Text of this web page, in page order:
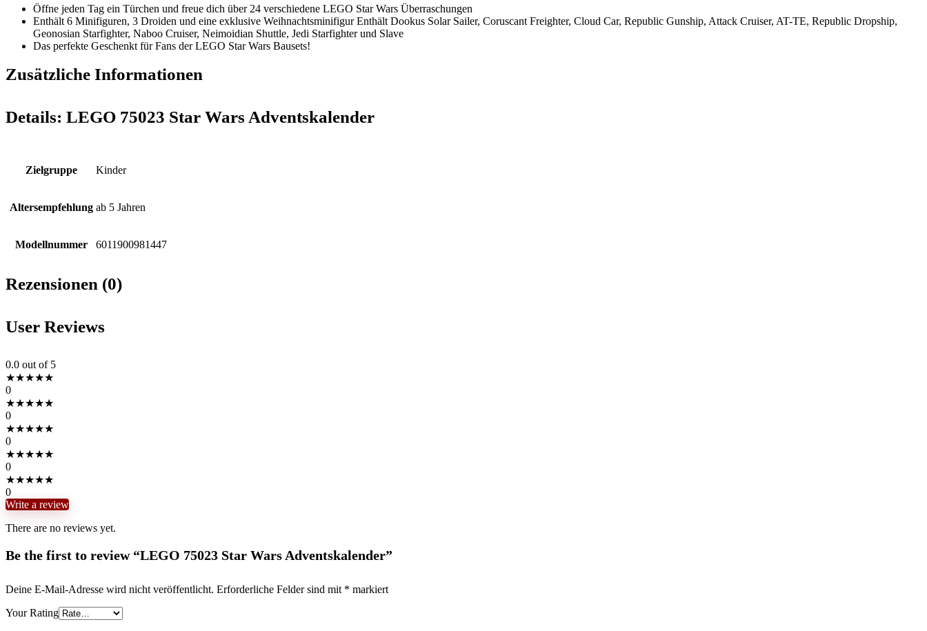
Öffne jeden Tag ein Türchen und freue dich über 24 verschiedene LEGO Star Wars Überraschungen
Enthält 6 Minifiguren, 3 Droiden und eine exklusive Weihnachtsminifigur Enthält Dookus Solar Sailer, Coruscant Freighter, Cloud Car, Republic Gunship, Attack Cruiser, AT-TE, Republic Dropship,
Geonosian Starfighter, Naboo Cruiser, Neimoidian Shuttle, Jedi Starfighter und Slave
Das perfekte Geschenkt für Fans der LEGO Star Wars Bausets!
Zusätzliche Informationen
Details: LEGO 75023 Star Wars Adventskalender
Zielgruppe Kinder
Altersempfehlung ab 5 Jahren
Modellnummer 6011900981447
Rezensionen (0)
User Reviews
0.0 out of 5
★★★★★
0
★★★★★
0
★★★★★
0
★★★★★
0
★★★★★
0
Write a review
There are no reviews yet.
Be the first to review “LEGO 75023 Star Wars Adventskalender”
Deine E-Mail-Adresse wird nicht veröffentlicht. Erforderliche Felder sind mit * markiert
Your Rating